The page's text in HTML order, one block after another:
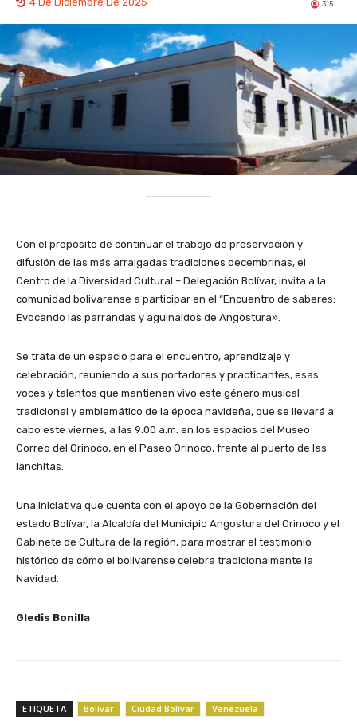
315
Con el propósito de continuar el trabajo de preservación y
difusión de las más arraigadas tradiciones decembrinas, el
Centro de la Diversidad Cultural – Delegación Bolívar, invita a la
comunidad bolivarense a participar en el “Encuentro de saberes:
Evocando las parrandas y aguinaldos de Angostura».
Se trata de un espacio para el encuentro, aprendizaje y
celebración, reuniendo a sus portadores y practicantes, esas
voces y talentos que mantienen vivo este género musical
tradicional y emblemático de la época navideña, que se llevará a
cabo este viernes, a las 9:00 a.m. en los espacios del Museo
Correo del Orinoco, en el Paseo Orinoco, frente al puerto de las
lanchitas.
Una iniciativa que cuenta con el apoyo de la Gobernación del
estado Bolívar, la Alcaldía del Municipio Angostura del Orinoco y el
Gabinete de Cultura de la región, para mostrar el testimonio
histórico de cómo el bolivarense celebra tradicionalmente la
Navidad.
Gledis Bonilla
ETIQUETA Bolívar Ciudad Bolívar Venezuela